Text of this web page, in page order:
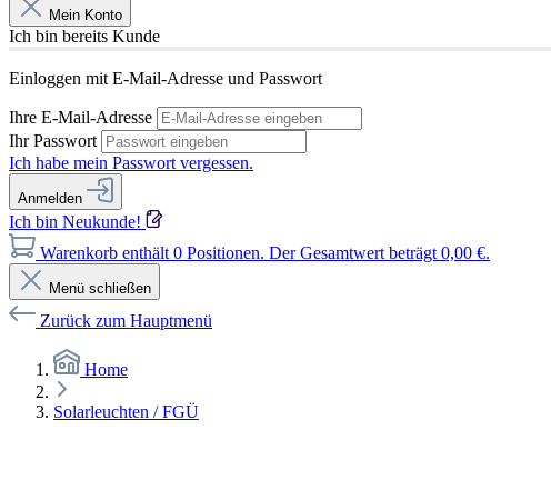
Mein Konto
Ich bin bereits Kunde
Einloggen mit E-Mail-Adresse und Passwort
Ihre E-Mail-Adresse
Ihr Passwort
Ich habe mein Passwort vergessen.
Anmelden
Ich bin Neukunde!
Warenkorb enthält 0 Positionen. Der Gesamtwert beträgt 0,00 €.
Menü schließen
Zurück zum Hauptmenü
Home
Solarleuchten / FGÜ